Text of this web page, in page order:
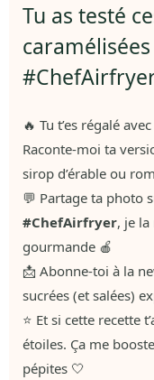
Tu as testé
🔥 Tu t’es régalé
Raconte-moi ta
sirop d’érable ou
💬 Partage ta photo
#ChefAirfryer, je
gourmande 🍎
📩 Abonne-toi à la
sucrées (et salées)
⭐ Et si cette recette
étoiles. Ça me
pépites 🤍